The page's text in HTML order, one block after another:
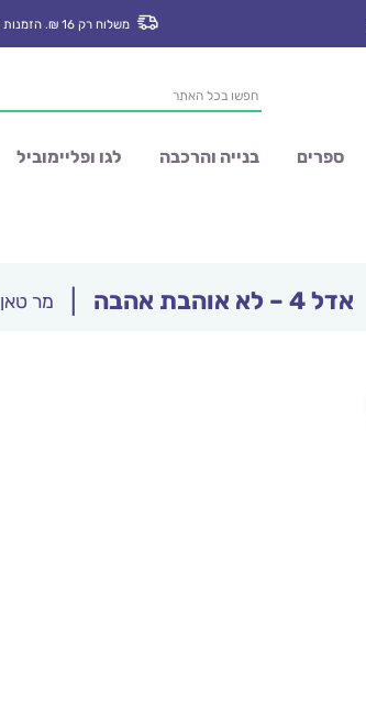
משלוח רק 16 ₪. הזמנות מעל 250 ₪ משלוח נק’ איסוף חינם
Products
search
ספרים בנייה והרכבה לגו ופליימוביל
אדל 4 – לא אוהבת אהבה מר טאן